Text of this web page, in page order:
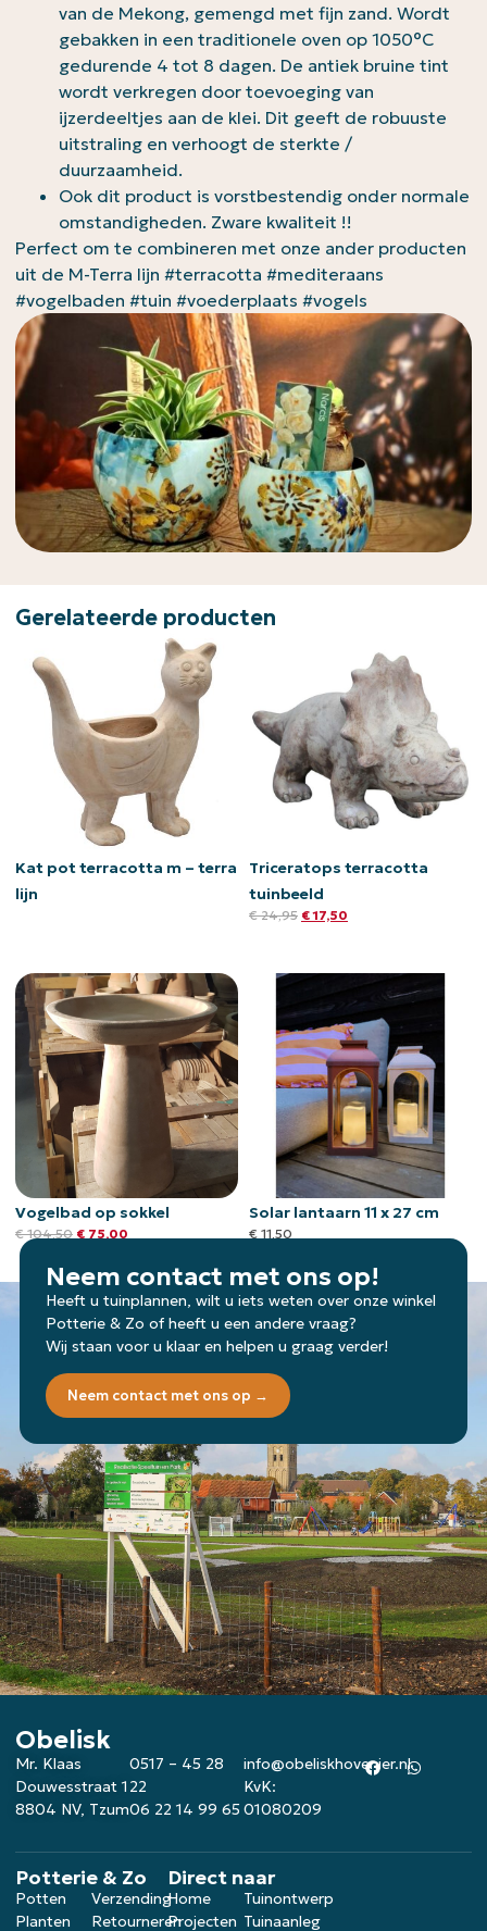
van de Mekong, gemengd met fijn zand. Wordt
gebakken in een traditionele oven op 1050°C
gedurende 4 tot 8 dagen. De antiek bruine tint
wordt verkregen door toevoeging van
ijzerdeeltjes aan de klei. Dit geeft de robuuste
uitstraling en verhoogt de sterkte /
duurzaamheid.
Ook dit product is vorstbestendig onder normale
omstandigheden. Zware kwaliteit !!
Perfect om te combineren met onze ander producten
uit de M-Terra lijn #terracotta #mediteraans
#vogelbaden #tuin #voederplaats #vogels
Gerelateerde producten
Kat pot terracotta m – terra
lijn
Triceratops terracotta
tuinbeeld
€24,95 €17,50
Vogelbad op sokkel
€104,50 € 75,00
Solar lantaarn 11 x 27 cm
€ 11,50
Neem contact met ons op!
Heeft u tuinplannen, wilt u iets weten over onze winkel
Potterie & Zo of heeft u een andere vraag?
Wij staan voor u klaar en helpen u graag verder!
Neem contact met ons op →
Obelisk
Mr. Klaas
Douwesstraat 1
8804 NV, Tzum
0517 – 45 28
22
06 22 14 99 65
info@obeliskhovenier.nl
KvK:
01080209
Potterie & Zo
Potten
Planten
Verzending
Retourneren
Direct naar
Home
Projecten
Tuinontwerp
Tuinaanleg